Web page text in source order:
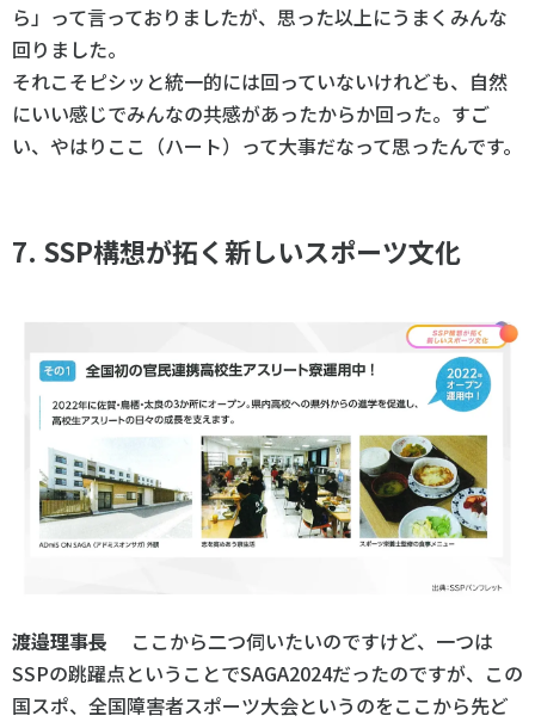
ら」って言っておりましたが、思った以上にうまくみんな
回りました。
それこそピシッと統一的には回っていないけれども、自然
にいい感じでみんなの共感があったからか回った。すご
い、やはりここ（ハート）って大事だなって思ったんです。
7. SSP構想が拓く新しいスポーツ文化
渡邉理事長 ここから二つ伺いたいのですけど、一つは
SSPの跳躍点ということでSAGA2024だったのですが、この
国スポ、全国障害者スポーツ大会というのをここから先ど